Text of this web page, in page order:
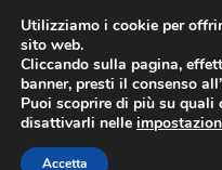
contenuto
Utilizziamo i cookie per
sito web.
Cliccando sulla pagina,
banner, presti il consenso
Puoi scoprire di più su
disattivarli nelle
Accetta